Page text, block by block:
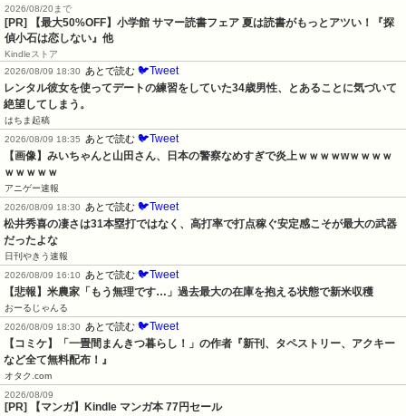
2026/08/20まで
[PR]
【最大50%OFF】小学館 サマー読書フェア 夏は読書がもっとアツい！『探
偵小石は恋しない』他
Kindleストア
2026/08/09 18:30
あとで読む 🐦Tweet
レンタル彼女を使ってデートの練習をしていた34歳男性、とあることに気づいて
絶望してしまう。
はちま起稿
2026/08/09 18:35
あとで読む 🐦Tweet
【画像】みいちゃんと山田さん、日本の警察なめすぎで炎上ｗｗｗｗwｗｗｗｗ
ｗｗｗｗｗ
アニゲー速報
2026/08/09 18:30
あとで読む 🐦Tweet
松井秀喜の凄さは31本塁打ではなく、高打率で打点稼ぐ安定感こそが最大の武器
だったよな
日刊やきう速報
2026/08/09 16:10
あとで読む 🐦Tweet
【悲報】米農家「もう無理です…」過去最大の在庫を抱える状態で新米収穫
おーるじゃんる
2026/08/09 18:30
あとで読む 🐦Tweet
【コミケ】「一畳間まんきつ暮らし！」の作者『新刊、タペストリー、アクキー
など全て無料配布！』
オタク.com
2026/08/09
[PR] 【マンガ】Kindle マンガ本 77円セール